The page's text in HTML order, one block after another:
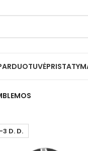
D. D.